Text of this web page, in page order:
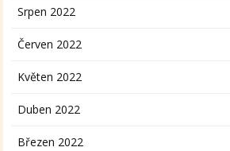
Srpen 2022
Červen 2022
Květen 2022
Duben 2022
Březen 2022